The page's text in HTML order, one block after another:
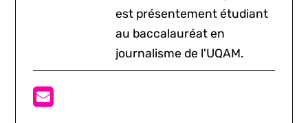
est présentement étudiant
au baccalauréat en
journalisme de l'UQAM.